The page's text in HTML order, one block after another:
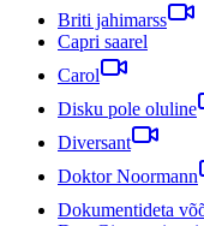
Briti jahimarss
Capri saarel
Carol
Disku pole oluline
Diversant
Doktor Noormann
Dokumentideta